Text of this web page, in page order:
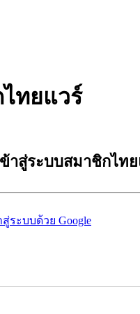
ทยแวร์
ข้าสู่ระบบสมาชิกไท
สู่ระบบด้วย Google